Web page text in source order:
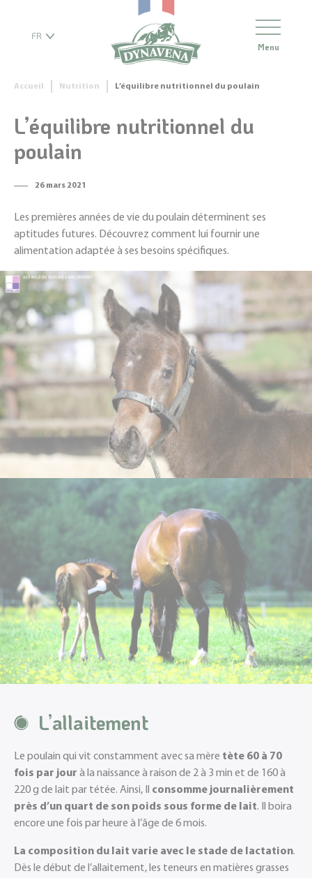
FR
Menu
Accueil Nutrition L’équilibre nutritionnel du poulain
L’équilibre nutritionnel du
poulain
26 mars 2021
Les premières années de vie du poulain déterminent ses
aptitudes futures. Découvrez comment lui fournir une
alimentation adaptée à ses besoins spécifiques.
L’allaitement
Le poulain qui vit constamment avec sa mère tète 60 à 70
fois par jour à la naissance à raison de 2 à 3 min et de 160 à
220 g de lait par tétée. Ainsi, Il consomme journalièrement
près d’un quart de son poids sous forme de lait. Il boira
encore une fois par heure à l’âge de 6 mois.
La composition du lait varie avec le stade de lactation.
Dès le début de l’allaitement, les teneurs en matières grasses